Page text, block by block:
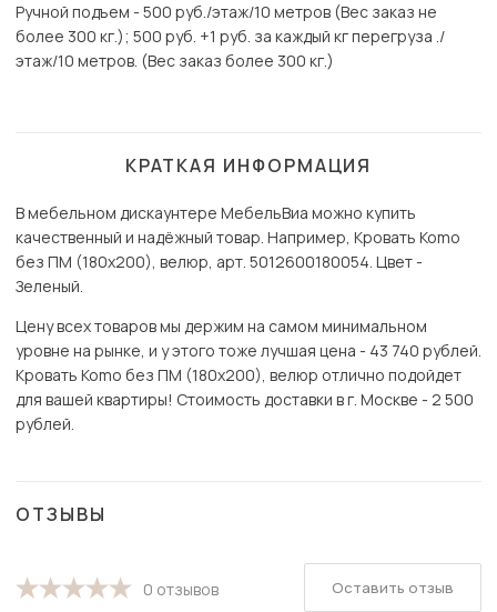
Ручной подъем - 500 руб./этаж/10 метров (Вес заказ не
более 300 кг.); 500 руб. +1 руб. за каждый кг перегруза ./
этаж/10 метров. (Вес заказ более 300 кг.)
КРАТКАЯ ИНФОРМАЦИЯ
В мебельном дискаунтере МебельВиа можно купить
качественный и надёжный товар. Например, Кровать Komo
без ПМ (180х200), велюр, арт. 5012600180054. Цвет -
Зеленый.
Цену всех товаров мы держим на самом минимальном
уровне на рынке, и у этого тоже лучшая цена - 43 740 рублей.
Кровать Komo без ПМ (180х200), велюр отлично подойдет
для вашей квартиры! Стоимость доставки в г. Москве - 2 500
рублей.
ОТЗЫВЫ
0 отзывов Оставить отзыв